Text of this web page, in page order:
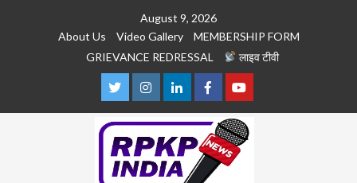
August 9, 2026
About Us
Video Gallery
MEMBERSHIP FORM
GRIEVANCE REDRESSAL
लाइव टीवी
TwitterInstagramLinkedlnFacebookYoutube